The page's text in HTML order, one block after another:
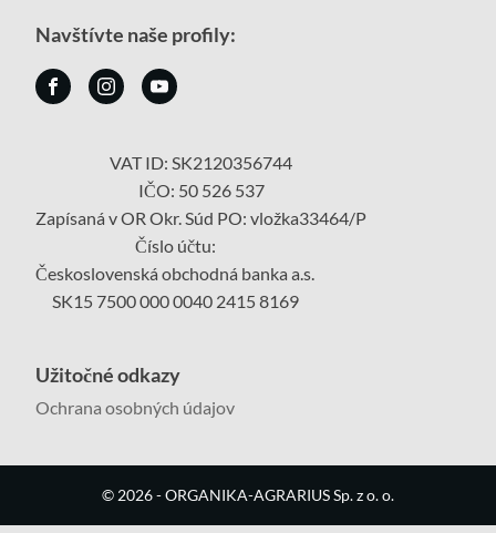
Navštívte naše profily:
VAT ID: SK2120356744
IČO: 50 526 537
Zapísaná v OR Okr. Súd PO: vložka33464/P
Číslo účtu:
Československá obchodná banka a.s.
SK15 7500 000 0040 2415 8169
Užitočné odkazy
Ochrana osobných údajov
© 2026- ORGANIKA-AGRARIUS Sp. z o. o.